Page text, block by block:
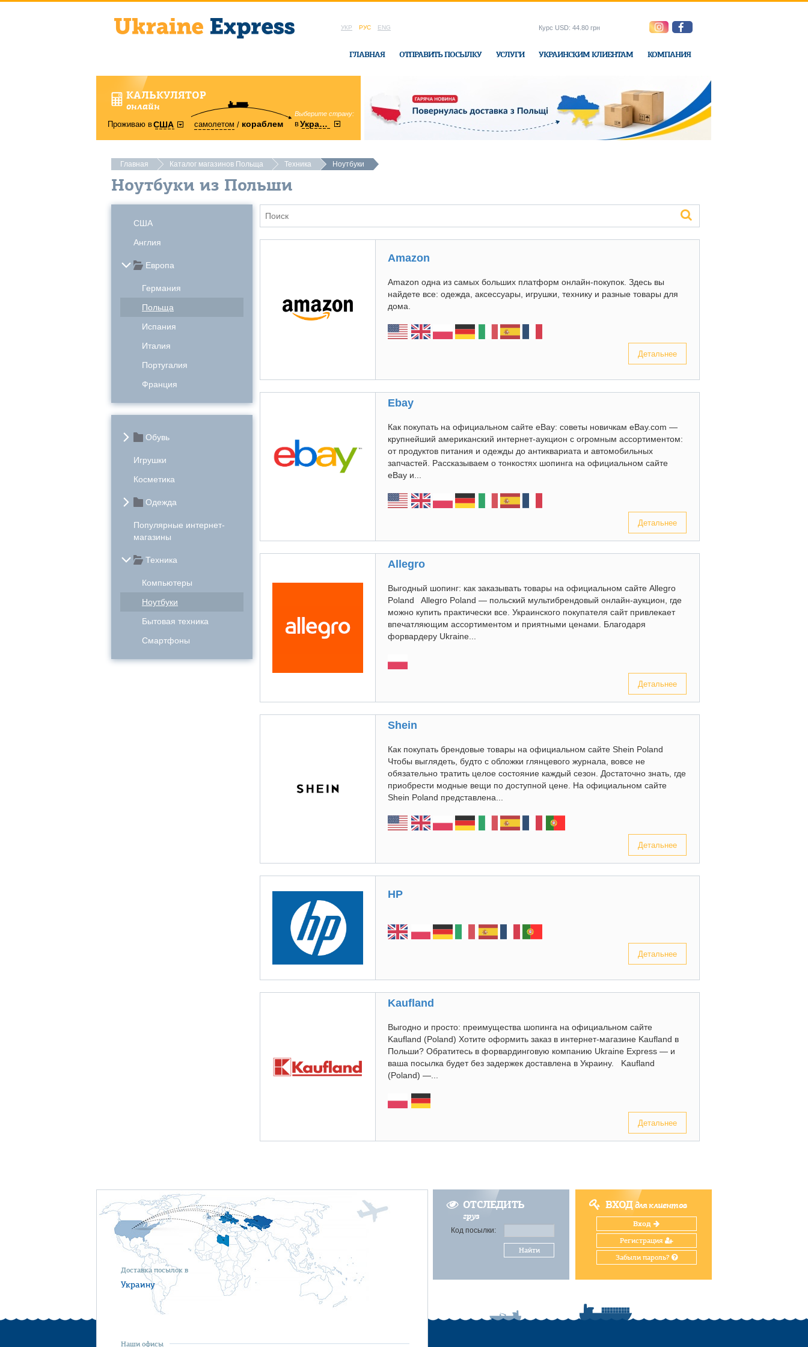
УКР РУС ENG
ГЛАВНАЯ ОТПРАВИТЬ ПОСЫЛКУ УСЛУГИ УКРАИНСКИМ КЛИЕНТАМ КОМПАНИЯ
Курс USD: 44.80 грн
КАЛЬКУЛЯТОР
онлайн
Проживаю вСША самолетом кораблем
Выберите страну:
вУкраину
область:
Винницкая в офисе Ukraine-Express
Главная Каталог магазинов Польща Техника Ноутбуки
Ноутбуки из Польши
США
Англия
Европа
Германия
Польща
Испания
Италия
Португалия
Франция
Обувь
Игрушки
Косметика
Одежда
Популярные интернет-
магазины
Техника
Компьютеры
Ноутбуки
Бытовая техника
Смартфоны
Amazon
Amazon одна из самых больших платформ онлайн-покупок. Здесь вы
найдете все: одежда, аксессуары, игрушки, технику и разные товары для
дома.
Детальнее
Ebay
Как покупать на официальном сайте eBay: советы новичкам eBay.com —
крупнейший американский интернет-аукцион с огромным ассортиментом:
от продуктов питания и одежды до антиквариата и автомобильных
запчастей. Рассказываем о тонкостях шопинга на официальном сайте
eBay и...
Детальнее
Allegro
Выгодный шопинг: как заказывать товары на официальном сайте Allegro
Poland Allegro Poland — польский мультибрендовый онлайн-аукцион, где
можно купить практически все. Украинского покупателя сайт привлекает
впечатляющим ассортиментом и приятными ценами. Благодаря
форвардеру Ukraine...
Детальнее
Shein
Как покупать брендовые товары на официальном сайте Shein Poland
Чтобы выглядеть, будто с обложки глянцевого журнала, вовсе не
обязательно тратить целое состояние каждый сезон. Достаточно знать, где
приобрести модные вещи по доступной цене. На официальном сайте
Shein Poland представлена...
Детальнее
HP
Детальнее
Kaufland
Выгодно и просто: преимущества шопинга на официальном сайте
Kaufland (Poland) Хотите оформить заказ в интернет-магазине Kaufland в
Польши? Обратитесь в форвардинговую компанию Ukraine Express — и
ваша посылка будет без задержек доставлена в Украину. Kaufland
(Poland) —...
Детальнее
ОТСЛЕДИТЬ
груз
Код посылки:
Найти
ВХОДдля клиентов
Вход
Регистрация
Забыли пароль?
Доставка посылок в
Украину
Наши офисы